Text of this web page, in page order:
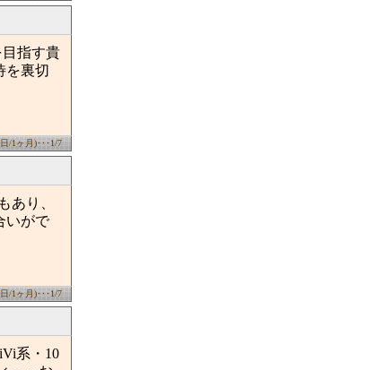
指す貴
を裏切
/1ヶ月)･･･1/7
あり、
いがで
/1ヶ月)･･･1/7
系・10